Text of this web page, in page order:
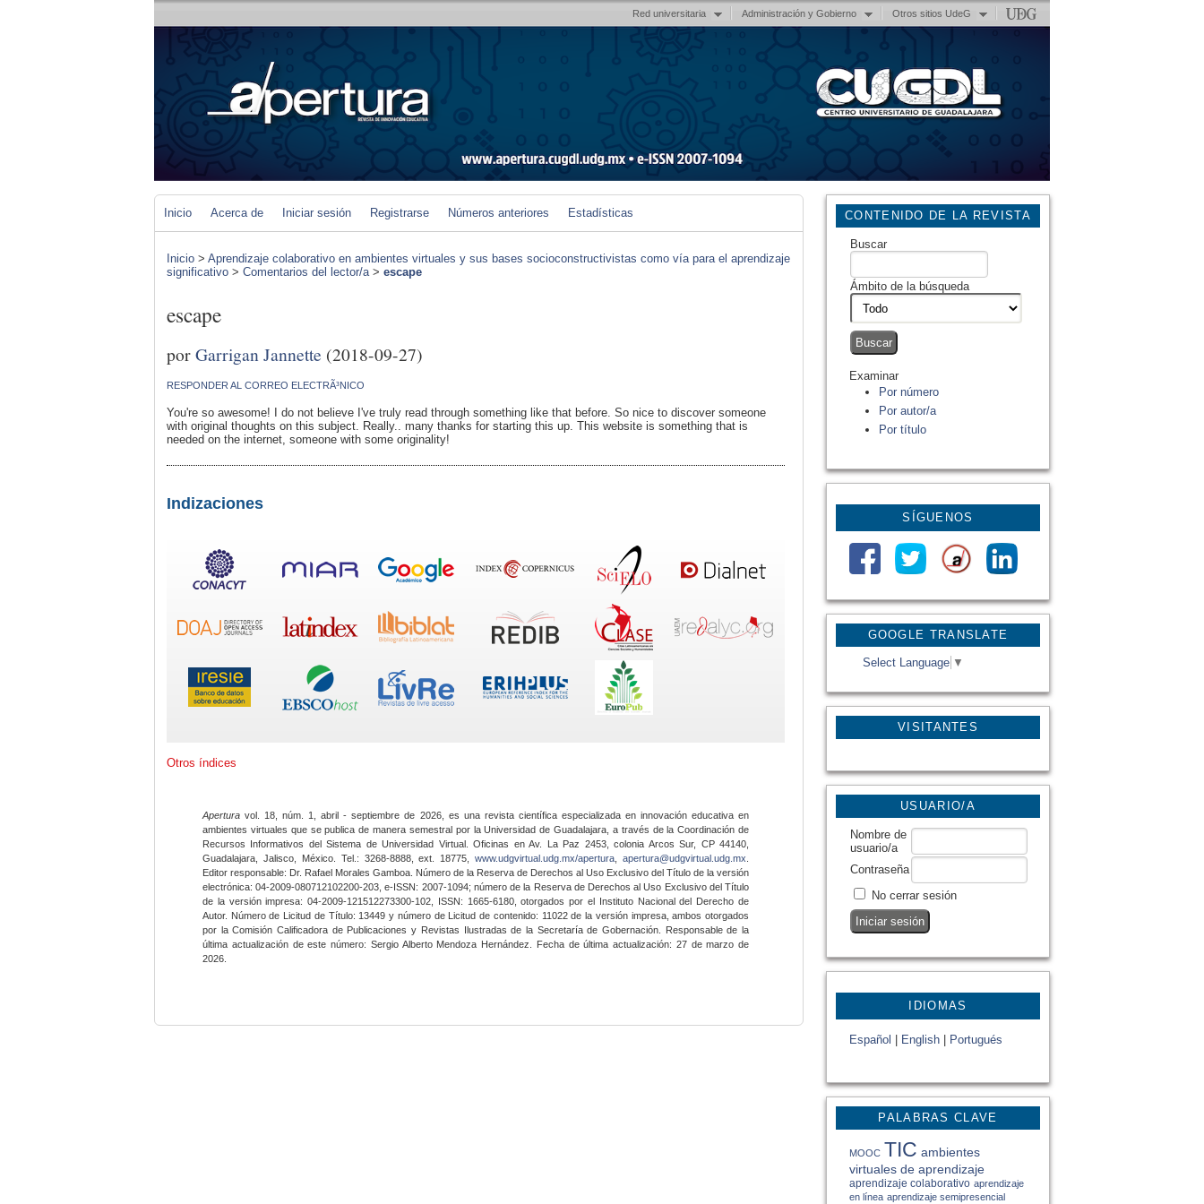
Red universitaria Administración y Gobierno Otros sitios UdeG
GOOGLE TRANSLATE
Select Language ▼
VISITANTES
CONTENIDO DE LA REVISTA
Buscar
Ámbito de la búsqueda
Examinar
Por número
Por autor/a
Por título
SÍGUENOS
USUARIO/A
Nombre de
usuario/a
Contraseña
No cerrar sesión
IDIOMAS
Español English Portugués
PALABRAS CLAVE
MOOC TIC ambientes
virtuales de aprendizaje
aprendizaje colaborativo aprendizaje
en línea aprendizaje semipresencial
Inicio Acerca de Iniciar sesión Registrarse Números anteriores Estadísticas
Inicio > Aprendizaje colaborativo en ambientes virtuales y sus bases socioconstructivistas como vía para el aprendizaje
significativo > Comentarios del lector/a> escape
escape
porGarrigan Jannette (2018-09-27)
RESPONDER AL CORREO ELECTRÃ³NICO
You're so awesome! I do not believe I've truly read through something like that before. So nice to discover someone
with original thoughts on this subject. Really.. many thanks for starting this up. This website is something that is
needed on the internet, someone with some originality!
Indizaciones
Otros índices
Apertura vol. 18, núm. 1, abril - septiembre de 2026, es una revista científica especializada en innovación educativa en
ambientes virtuales que se publica de manera semestral por la Universidad de Guadalajara, a través de la Coordinación de
Recursos Informativos del Sistema de Universidad Virtual. Oficinas en Av. La Paz 2453, colonia Arcos Sur, CP 44140,
Guadalajara, Jalisco, México. Tel.: 3268-8888, ext. 18775,www.udgvirtual.udg.mx/apertura apertura@udgvirtual.udg.mx
Editor responsable: Dr. Rafael Morales Gamboa. Número de la Reserva de Derechos al Uso Exclusivo del Título de la versión
electrónica: 04-2009-080712102200-203, e-ISSN: 2007-1094; número de la Reserva de Derechos al Uso Exclusivo del Título
de la versión impresa: 04-2009-121512273300-102, ISSN: 1665-6180, otorgados por el Instituto Nacional del Derecho de
Autor. Número de Licitud de Título: 13449 y número de Licitud de contenido: 11022 de la versión impresa, ambos otorgados
por la Comisión Calificadora de Publicaciones y Revistas Ilustradas de la Secretaría de Gobernación. Responsable de la
última actualización de este número: Sergio Alberto Mendoza Hernández. Fecha de última actualización: 27 de marzo de
2026.